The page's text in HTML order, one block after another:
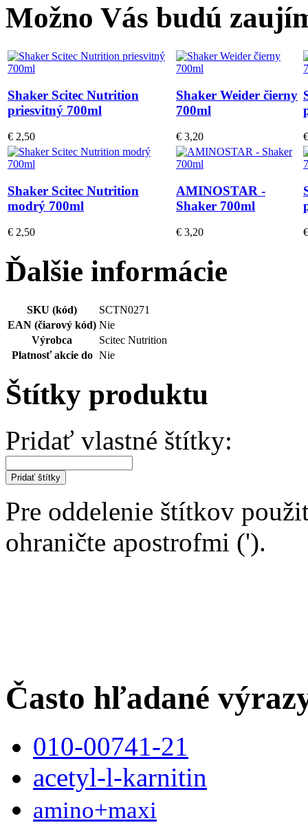
Možno Vás budú
Shaker Scitec Nutrition
priesvitný 700ml
€ 2,50
Shaker Weider čierny
700ml
€ 3,20
Shaker Scitec Nutrition
modrý 700ml
€ 2,50
AMINOSTAR -
Shaker 700ml
€ 3,20
Ďalšie informácie
SKU (kód)
SCTN0271
EAN (čiarový kód) Nie
Výrobca
Scitec Nutrition
Platnosť akcie do Nie
Štítky produktu
Pridať vlastné štítky:
Pridať štítky
Pre oddelenie štítkov
ohraničte apostrofmi (').
Často hľadané
010-00741-21
acetyl-l-karnitin
amino+maxi